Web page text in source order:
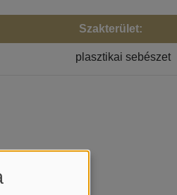
Szakterület:
plasztikai sebészet